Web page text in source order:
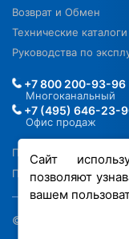
Сайт
позволяют
вашем
Возврат и Обмен
Технические каталоги
Руководства по
Политика в
Политика обработки
+7 800 200-93-96
Многоканальный
+7 (495) 646-23-
Офис продаж
© 2026 ООО